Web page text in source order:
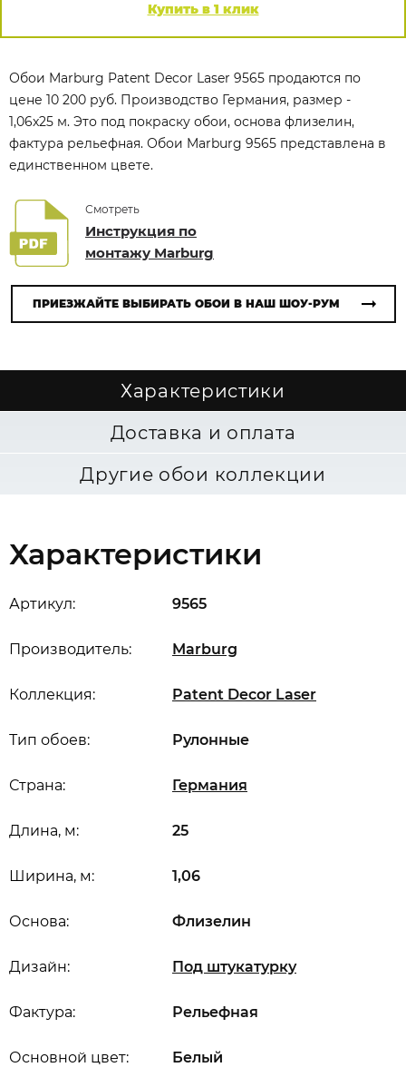
Купить в 1 клик
Обои Marburg Patent Decor Laser 9565 продаются по
цене 10 200 руб. Производство Германия, размер -
1,06x25 м. Это под покраску обои, основа флизелин,
фактура рельефная. Обои Marburg 9565 представлена в
единственном цвете.
Смотреть
Инструкция по
монтажу Marburg
ПРИЕЗЖАЙТЕ ВЫБИРАТЬ ОБОИ В НАШ ШОУ-РУМ
Характеристики
Доставка и оплата
Другие обои коллекции
Характеристики
Артикул: 9565
Производитель: Marburg
Коллекция: Patent Decor Laser
Длина, м: 25
Ширина, м: 1,06
Основной цвет: Белый
Дизайн: Под штукатурку
Основа: Флизелин
Страна: Германия
Тип обоев: Рулонные
Фактура: Рельефная